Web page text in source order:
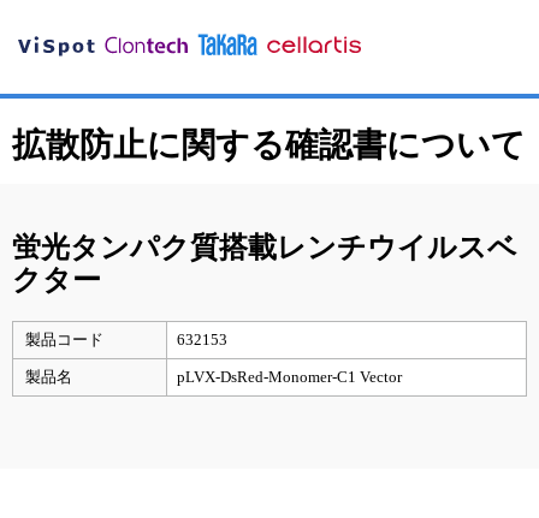
拡散防止に関する確認書について
蛍光タンパク質搭載レンチウイルスベ
クター
製品コード 632153
製品名 pLVX-DsRed-Monomer-C1 Vector